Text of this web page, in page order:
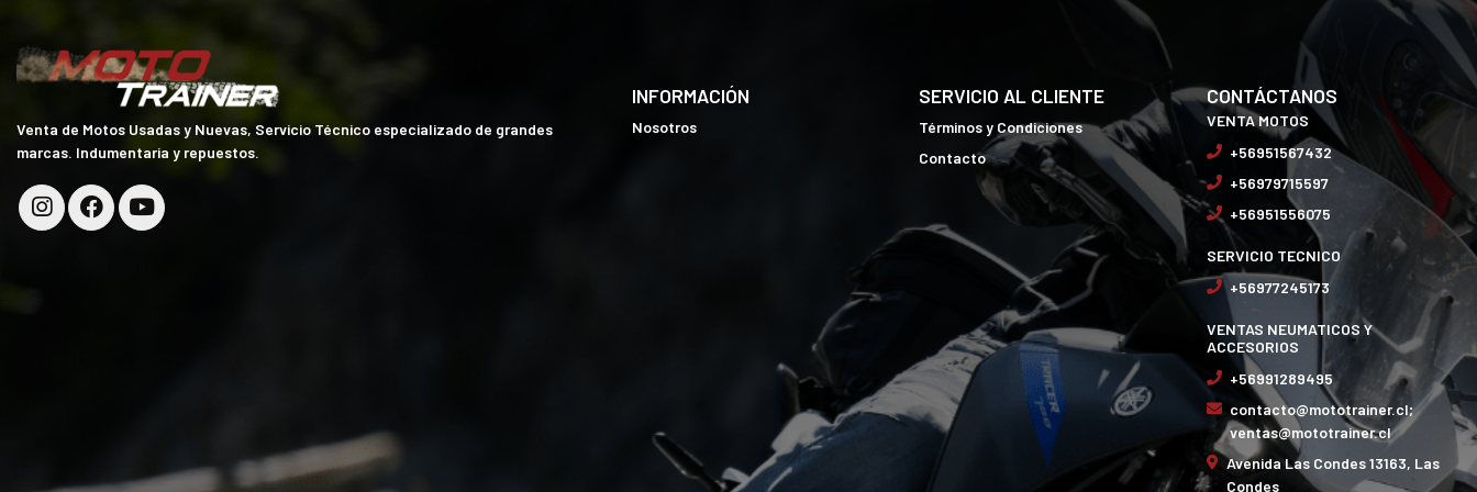
Venta de Motos Usadas y Nuevas, Servicio Técnico especializado de grandes
marcas. Indumentaria y repuestos.
INFORMACIÓN
Nosotros
SERVICIO AL CLIENTE
Términos y Condiciones
Contacto
CONTÁCTANOS
VENTA MOTOS
+56951567432
+56979715597
+56951556075
SERVICIO TECNICO
+56977245173
VENTAS NEUMATICOS Y
ACCESORIOS
+56991289495
contacto@mototrainer.cl;
ventas@mototrainer.cl
Avenida Las Condes 13163, Las
Condes